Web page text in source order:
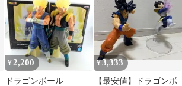
¥2,200
ドラゴンボール
¥3,333
【最安値】ドラゴンボ